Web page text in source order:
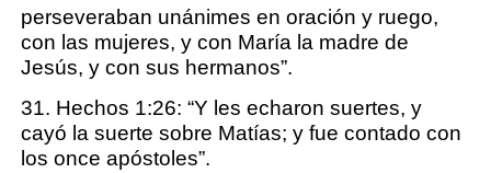
perseveraban unánimes en oración y ruego,
con las mujeres, y con María la madre de
Jesús, y con sus hermanos”.
31. Hechos 1:26: “Y les echaron suertes, y
cayó la suerte sobre Matías; y fue contado con
los once apóstoles”.